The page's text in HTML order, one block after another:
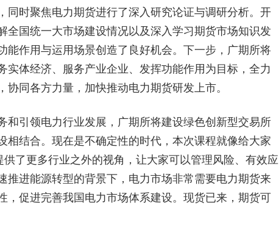
同时聚焦电力期货进行了深入研究论证与调研分析。开
全国统一大市场建设情况以及深入学习期货市场知识发
能作用与运用场景创造了良好机会。下一步，广期所将
实体经济、服务产业企业、发挥功能作用为目标，全力
同各方力量，加快推动电力期货研发上市。
和引领电力行业发展，广期所将建设绿色创新型交易所
相结合。现在是不确定性的时代，本次课程就像给大家
供了更多行业之外的视角，让大家可以管理风险、有效应
推进能源转型的背景下，电力市场非常需要电力期货来
，促进完善我国电力市场体系建设。现货已来，期货可